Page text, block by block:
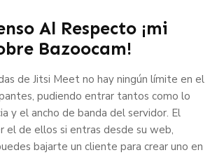
Al Respecto ¡mi
Bazoocam!
de Jitsi Meet no hay ningún límite en el
pudiendo entrar tantos como lo
y el ancho de banda del servidor. El
el de ellos si entras desde su web,
bajarte un cliente para crear uno en